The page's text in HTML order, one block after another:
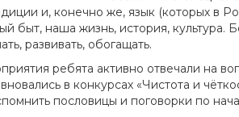
и, конечно же, язык (которых в
быт, наша жизнь, история,
развивать, обогащать.
ребята активно отвечали на
в конкурсах «Чистота и
пословицы и поговорки по